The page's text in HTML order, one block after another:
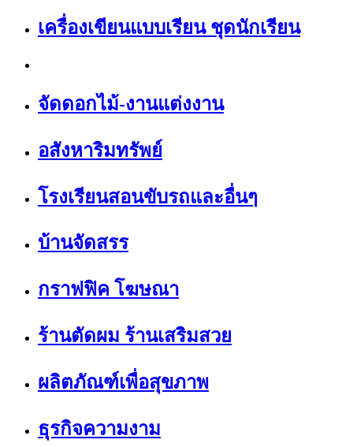
เครื่องเขียนแบบเรียน ชุดนักเรียน
จัดดอกไม้-งานแต่งงาน
อสังหาริมทรัพย์
โรงเรียนสอนขับรถและอื่นๆ
บ้านจัดสรร
กราฟฟิค โฆษณา
ร้านตัดผม ร้านเสริมสวย
ผลิตภัณฑ์เพื่อสุขภาพ
ธุรกิจความงาม